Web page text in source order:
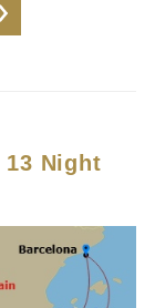
13 Night